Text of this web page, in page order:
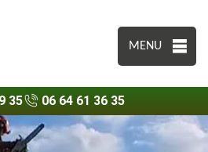
MENU
35 06 64 61 36 35